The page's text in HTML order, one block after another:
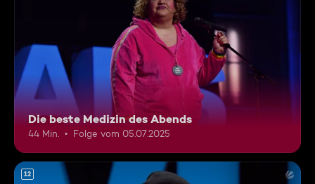
Die beste Medizin des Abends
44 Min. Folge vom 05.07.2025
12